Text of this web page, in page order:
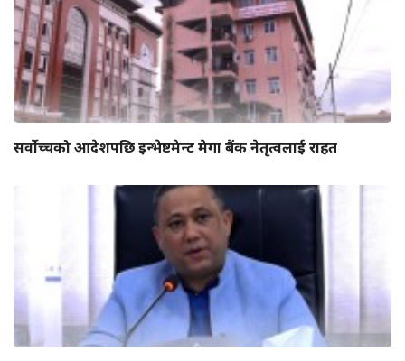
सर्वोच्चको आदेशपछि इन्भेष्टमेन्ट मेगा बैंक नेतृत्वलाई राहत